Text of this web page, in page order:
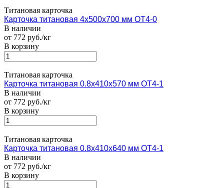
Титановая карточка
Карточка титановая 4х500х700 мм ОТ4-0
В наличии
от 772 руб./кг
В корзину
Титановая карточка
Карточка титановая 0.8х410х570 мм ОТ4-1
В наличии
от 772 руб./кг
В корзину
Титановая карточка
Карточка титановая 0.8х410х640 мм ОТ4-1
В наличии
от 772 руб./кг
В корзину